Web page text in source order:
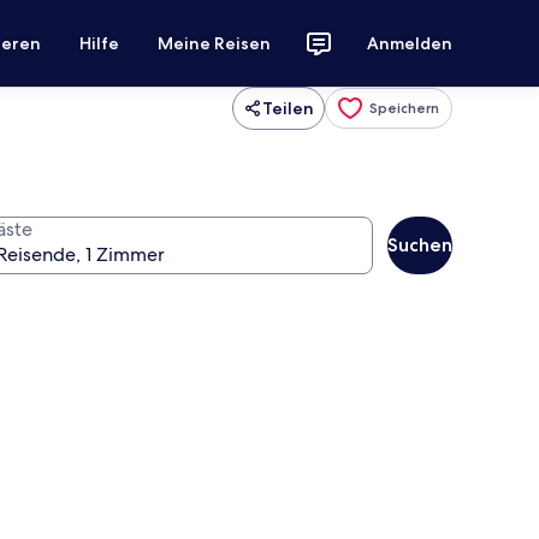
Hilfe Meine Reisen Anmelden
Teilen Speichern
Suchen